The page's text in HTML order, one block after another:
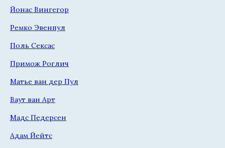
Йонас Вингегор
Ремко Эвенпул
Поль Сексас
Примож Роглич
Матье ван дер Пул
Ваут ван Арт
Мадс Педерсен
Адам Йейтс